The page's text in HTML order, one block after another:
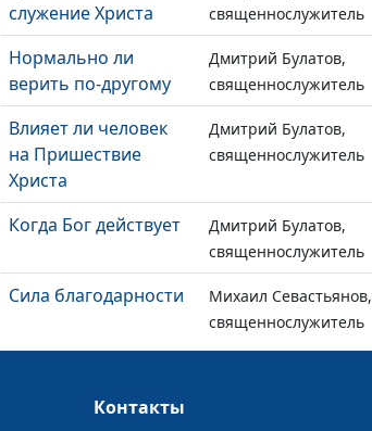
служение Христа
священнослужитель
Нормально ли
верить по-другому
Дмитрий Булатов,
священнослужитель
Влияет ли человек
на Пришествие
Христа
Дмитрий Булатов,
священнослужитель
Когда Бог действует
Дмитрий Булатов,
священнослужитель
Сила благодарности
Михаил Севастьянов,
священнослужитель
Контакты